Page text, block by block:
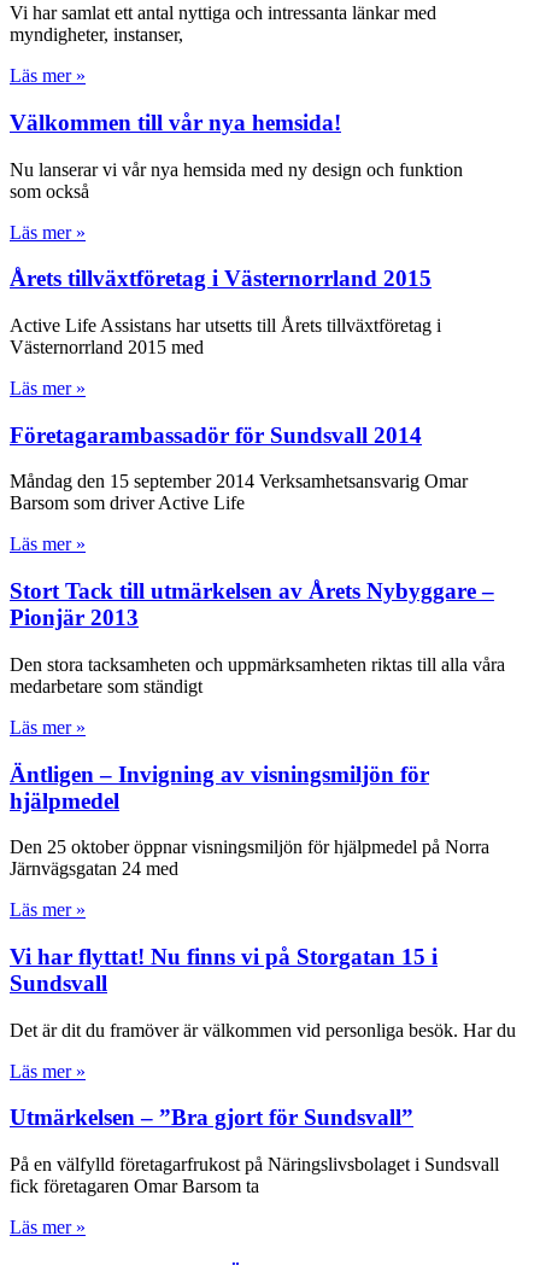
Vi har samlat ett antal nyttiga och intressanta länkar med
myndigheter, instanser,
Läs mer »
Välkommen till vår nya hemsida!
Nu lanserar vi vår nya hemsida med ny design och funktion
som också
Läs mer »
Årets tillväxtföretag i Västernorrland 2015
Active Life Assistans har utsetts till Årets tillväxtföretag i
Västernorrland 2015 med
Läs mer »
Företagarambassadör för Sundsvall 2014
Måndag den 15 september 2014 Verksamhetsansvarig Omar
Barsom som driver Active Life
Läs mer »
Stort Tack till utmärkelsen av Årets Nybyggare –
Pionjär 2013
Den stora tacksamheten och uppmärksamheten riktas till alla våra
medarbetare som ständigt
Läs mer »
Äntligen – Invigning av visningsmiljön för
hjälpmedel
Den 25 oktober öppnar visningsmiljön för hjälpmedel på Norra
Järnvägsgatan 24 med
Läs mer »
Vi har flyttat! Nu finns vi på Storgatan 15 i
Sundsvall
Det är dit du framöver är välkommen vid personliga besök. Har du
Läs mer »
Utmärkelsen – ”Bra gjort för Sundsvall”
På en välfylld företagarfrukost på Näringslivsbolaget i Sundsvall
fick företagaren Omar Barsom ta
Läs mer »